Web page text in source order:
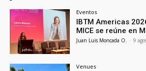
Eventos
IBTM Americas
MICE se reúne en
Juan Luis Moncada O. - 9
Venues